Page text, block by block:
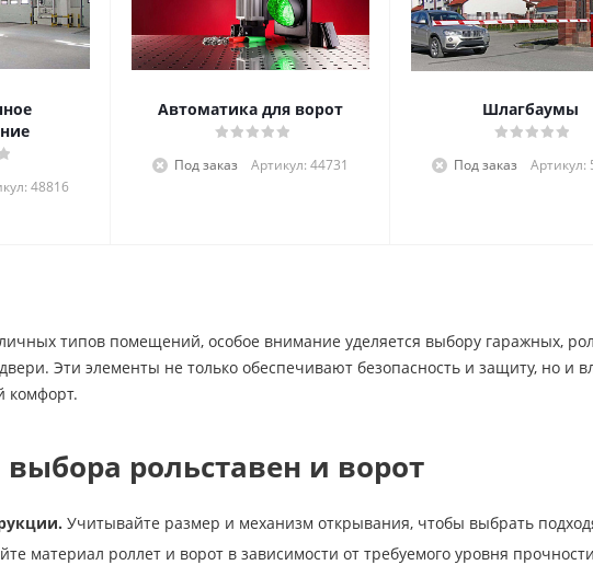
48816
Автоматика для ворот
Под заказ Артикул: 44731
Шлагбаумы
Под заказ Артикул:
типов помещений, особое внимание уделяется выбору гаражных,
Эти элементы не только обеспечивают безопасность и защиту, но и
комфорт.
рольставен и ворот
Учитывайте размер и механизм открывания, чтобы выбрать
материал роллет и ворот в зависимости от требуемого уровня